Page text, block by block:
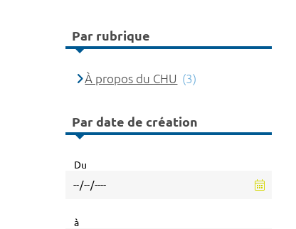
Par rubrique
À propos du CHU (3)
Par date de création
Du
à